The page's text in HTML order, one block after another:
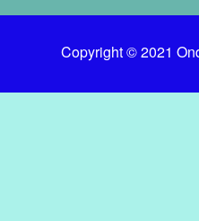
Copyright © 2021